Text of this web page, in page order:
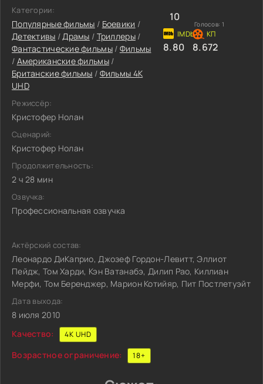
Категории:
Популярные фильмы / Боевики /
Детективы /Драмы / Триллеры/
Фантастические фильмы/ Фильмы
/ Американские фильмы/
Британские фильмы / Фильмы 4K
UHD
Режиссёр:
Кристофер Нолан
Сценарий:
Кристофер Нолан
Продолжительность:
2 ч 28 мин
Озвучка:
Профессиональная озвучка
10
Голосов: 1
8.80 8.672
Актёрский состав:
Леонардо ДиКаприо, Джозеф Гордон-Левитт, Эллиот
Пейдж, Том Харди, Кэн Ватанабэ, Дилип Рао, Киллиан
Мерфи, Том Беренджер, Марион Котийяр, Пит Постлетуэйт
Дата выхода:
8 июля 2010
Качество:
4K UHD
Возрастное ограничение: 18+